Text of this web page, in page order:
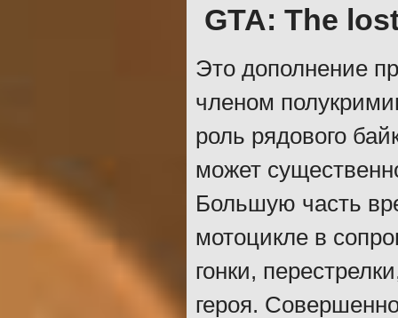
GTA: The
Это дополнение
членом
роль рядового
может
Большую часть
мотоцикле в
гонки,
героя.